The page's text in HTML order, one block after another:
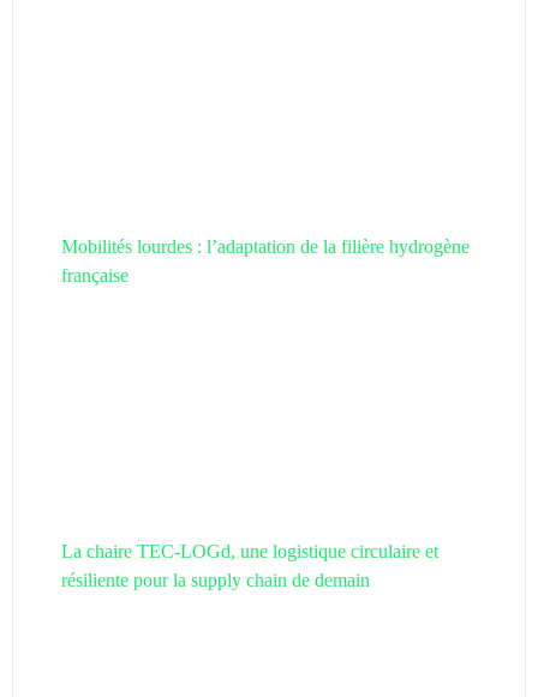
Mobilités lourdes : l’adaptation de la filière hydrogène
française
La chaire TEC-LOGd, une logistique circulaire et
résiliente pour la supply chain de demain